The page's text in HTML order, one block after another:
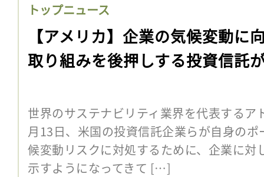
トップニュース
【アメリカ】企業の気候変動に
取り組みを後押しする投資信託
世界のサステナビリティ業界を代表するア
月13日、米国の投資信託企業らが自身の
候変動リスクに対処するために、企業に対
示すようになってきて […]